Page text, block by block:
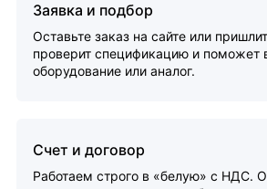
Заявка и подбор
Оставьте заказ на сайте или
проверит спецификацию и поможет
оборудование или аналог.
Счет и договор
Работаем строго в «белую» с НДС.